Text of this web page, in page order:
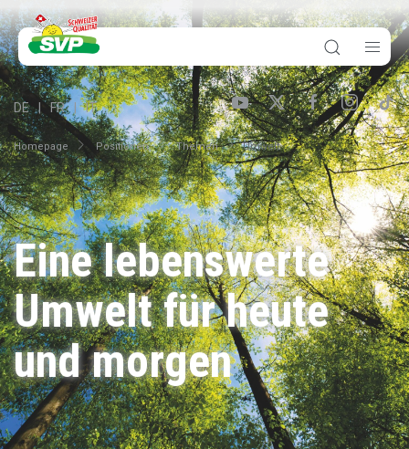
Homepage Positionen Themen Umwelt
DE FR IT
Eine lebenswerte
Umwelt für heute
und morgen